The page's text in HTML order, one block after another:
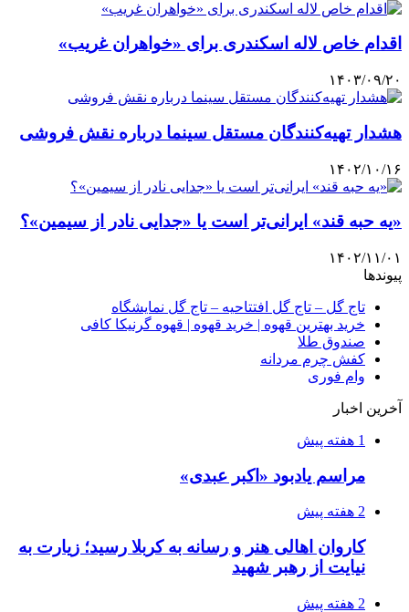
اقدام خاص لاله اسکندری برای «خواهران غریب»
۱۴۰۳/۰۹/۲۰
هشدار تهیه‌کنندگان مستقل سینما درباره نقش فروشی
۱۴۰۲/۱۰/۱۶
«یه حبه قند» ایرانی‌تر است یا «جدایی نادر از سیمین»؟
۱۴۰۲/۱۱/۰۱
پیوندها
تاج گل – تاج گل افتتاحیه – تاج گل نمایشگاه
خرید بهترین قهوه | خرید قهوه | قهوه گرنیکا کافی
صندوق طلا
کفش چرم مردانه
وام فوری
آخرین اخبار
1 هفته پیش
مراسم یادبود «اکبر عبدی»
2 هفته پیش
کاروان اهالی هنر و رسانه به کربلا رسید؛ زیارت به
نیایت از رهبر شهید
2 هفته پیش